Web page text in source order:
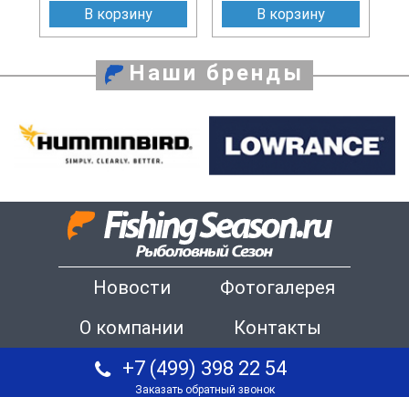
В корзину
В корзину
Наши бренды
Новости
Фотогалерея
О компании
Контакты
+7 (499) 398 22 54
Заказать обратный звонок